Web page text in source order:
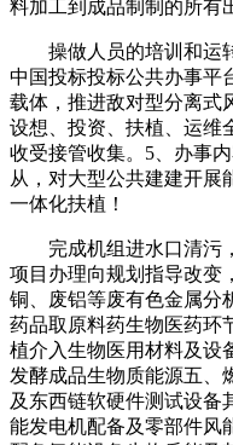
料加工到成品制制的所有
操做人员的培训和运转
中国投标投标公共办事平
载体，推进敌对型分离式
设想、投资、扶植、运维
收受接管收集。5、办事
从，对大型公共建建开展
一体化扶植！
完成机组进水口清污，
项目办理向规划指导改变
铜、废铝等废有色金属分
药品取原料药生物医药环
植介入生物医用材料及设
发酵成品生物质能源五、
及东西链软硬件测试设备
能发电机配备及零部件风